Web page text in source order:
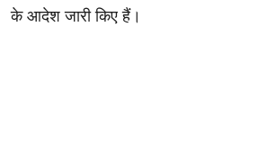
के आदेश जारी किए हैं।